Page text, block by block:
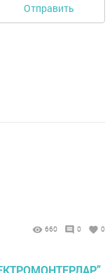
Отправить
660 0 0